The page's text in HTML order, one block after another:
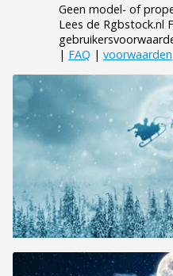
Geen model- of
Lees de Rgbstock.nl
| FAQ | voorwaarden